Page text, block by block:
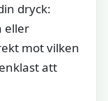
dryck:
eller
mot vilken
att